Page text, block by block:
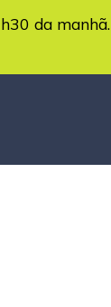
da manhã.